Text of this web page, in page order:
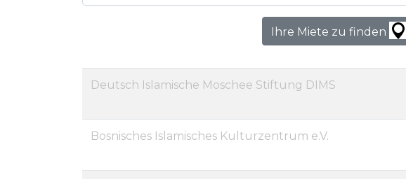
Ihre Miete zu finden
Deutsch Islamische Moschee Stiftung DIMS
Bosnisches Islamisches Kulturzentrum e.V.